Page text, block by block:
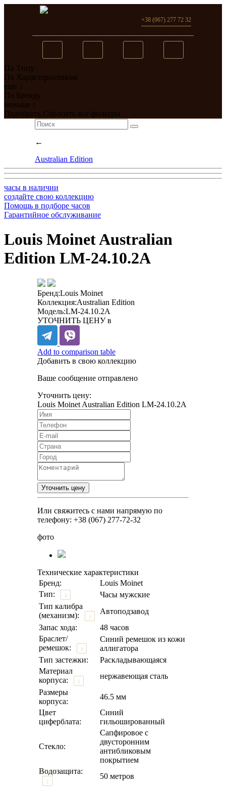
Вы добавили в сравнение
перейти
+38 (067) 277 72 32
По Типу
По Характеристикам
еще ↓
По Бренду
меньше ↑
Подобрать Сбросить все фильтры
←
Australian Edition
часы в наличии
создайте свою коллекцию
Помощь в подборе часов
Гарантийное обслуживание
Louis Moinet Australian
Edition LM-24.10.2A
Бренд:Louis Moinet
Коллекция:Australian Edition
Модель:LM-24.10.2A
УТОЧНИТЬ ЦЕНУ в
Add to comparison table
Добавить в свою коллекцию
Ваше сообщение отправлено
Уточнить цену:
Louis Moinet Australian Edition LM-24.10.2A
Или свяжитесь с нами напрямую по
телефону: +38 (067) 277-72-32
фото
Технические характеристики
Бренд:
Louis Moinet
Тип:
i
Часы мужские
Тип калибра
(механизм):
i
Автоподзавод
Запас хода:
48 часов
Браслет/
ремешок:
i
Синий ремешок из кожи
аллигатора
Тип застежки:
Раскладывающаяся
Материал
корпуса:
i
нержавеющая сталь
Размеры
корпуса:
46.5 мм
Цвет
циферблата:
Синий
гильошированный
Стекло:
Сапфировое с
двусторонним
антибликовым
покрытием
Водозащита:
i
50 метров